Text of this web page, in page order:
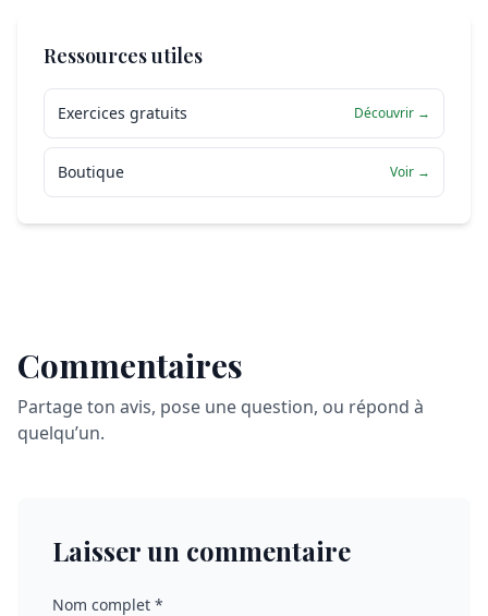
Ressources utiles
Exercices gratuits Découvrir →
Boutique Voir →
Commentaires
Partage ton avis, pose une question, ou répond à
quelqu’un.
Laisser un commentaire
Nom complet *